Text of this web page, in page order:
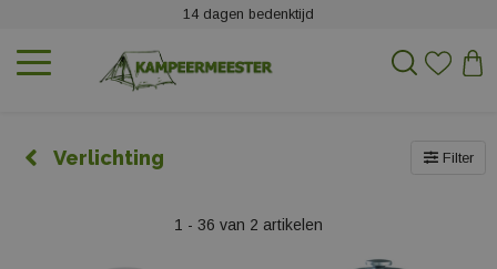
14 dagen bedenktijd
Verlichting Filter
1 - 36 van 2 artikelen